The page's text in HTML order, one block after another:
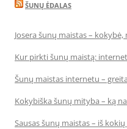
ŠUNŲ ĖDALAS
Josera šunų maistas –
Kur pirkti šunų maistą:
Šunų maistas internetu –
Kokybiška šunų mityba – ką
Sausas šunų maistas – iš